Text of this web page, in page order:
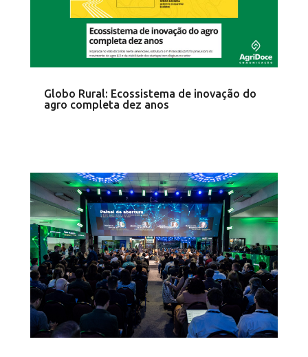
Globo Rural: Ecossistema de inovação do
agro completa dez anos